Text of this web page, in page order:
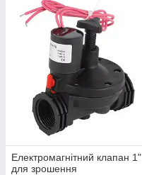
Електромагнітний клапан 1"
для зрошення